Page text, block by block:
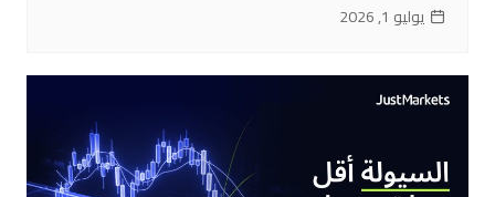
يوليو 1, 2026